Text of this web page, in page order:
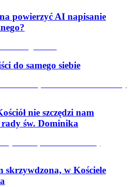
powierzyć AI napisanie
do samego siebie
nie szczędzi nam
św. Dominika
skrzywdzona, w Kościele